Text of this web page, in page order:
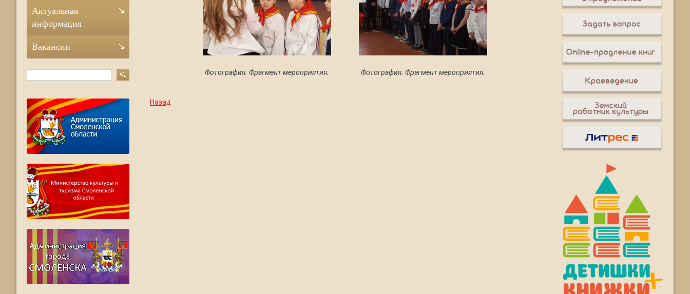
Фотография. Фрагмент мероприятия. Фотография. Фрагмент мероприятия.
Назад
Актуальная
информация
Вакансии